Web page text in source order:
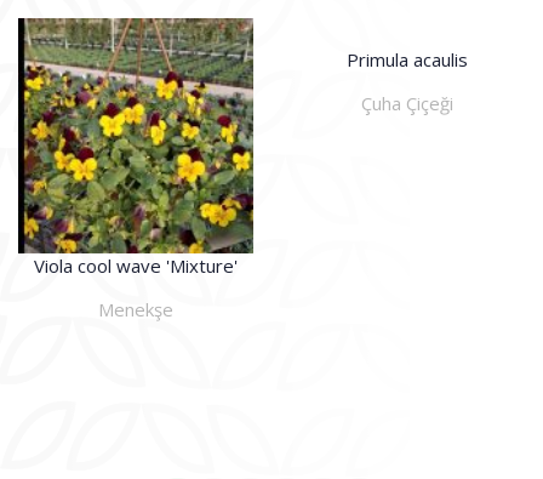
Viola cool wave 'Mixture'
Menekşe
Primula acaulis
Çuha Çiçeği